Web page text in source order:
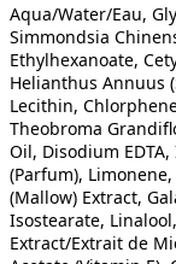
Aqua/Water/Eau,
Simmondsia
Ethylhexanoate,
Helianthus Annuus
Lecithin,
Theobroma
Oil, Disodium
(Parfum),
(Mallow) Extract,
Isostearate,
Extract/Extrait de